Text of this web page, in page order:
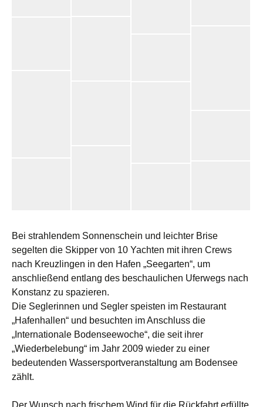
Bei strahlendem Sonnenschein und leichter Brise
segelten die Skipper von 10 Yachten mit ihren Crews
nach Kreuzlingen in den Hafen „Seegarten“, um
anschließend entlang des beschaulichen Uferwegs nach
Konstanz zu spazieren.
Die Seglerinnen und Segler speisten im Restaurant
„Hafenhallen“ und besuchten im Anschluss die
„Internationale Bodenseewoche“, die seit ihrer
„Wiederbelebung“ im Jahr 2009 wieder zu einer
bedeutenden Wassersportveranstaltung am Bodensee
zählt.
Der Wunsch nach frischem Wind für die Rückfahrt erfüllte